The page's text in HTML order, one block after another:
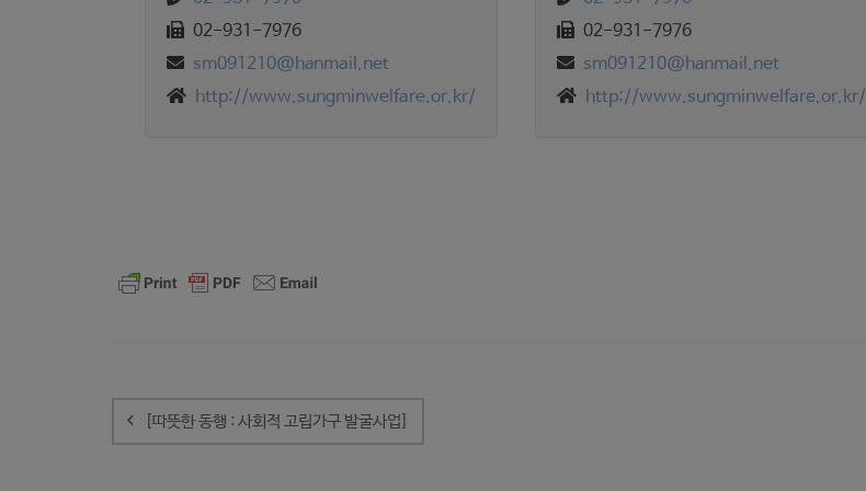
02-931-7976
sm091210@hanmail.net
http://www.sungminwelfare.or.kr/
02-931-7976
sm091210@hanmail.net
http://www.sungminwelfare.or.kr/
내
비
[따뜻한 동행 : 사회적 고립가구 발굴사업]